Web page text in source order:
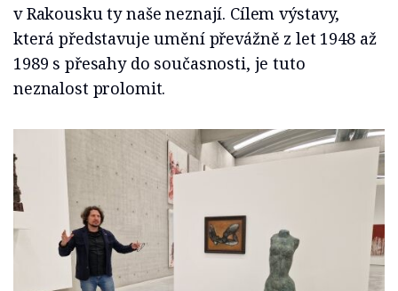
v Rakousku ty naše neznají. Cílem výstavy,
která představuje umění převážně z let 1948 až
1989 s přesahy do současnosti, je tuto
neznalost prolomit.